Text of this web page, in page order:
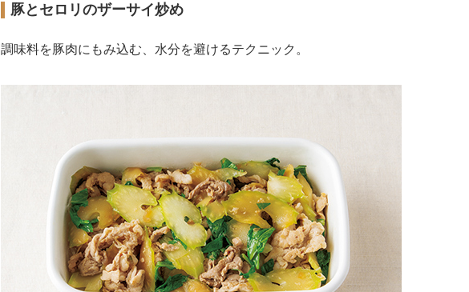
豚とセロリのザーサイ炒め
調味料を豚肉にもみ込む、水分を避けるテクニック。